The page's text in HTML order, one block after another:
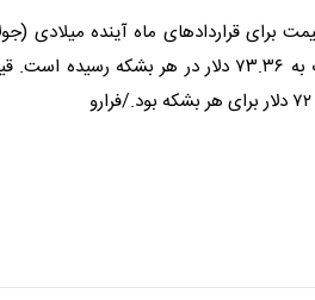
برای قراردادهای ماه آینده میلادی
است. قیمت